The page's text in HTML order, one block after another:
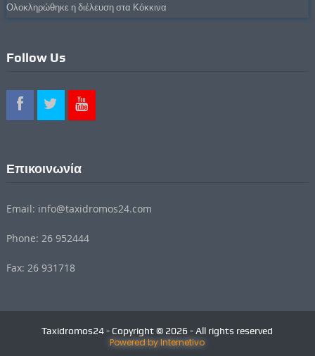
Ολοκληρώθηκε η διέλευση στα Κόκκινα
Follow Us
Επικοινωνία
Email: info@taxidromos24.com
Phone: 26 952444
Fax: 26 931718
Taxidromos24 - Copyright © 2026 - All rights reserved
Powered by Internetivo